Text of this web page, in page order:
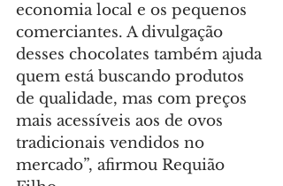
economia local e os pequenos
comerciantes. A divulgação
desses chocolates também ajuda
quem está buscando produtos
de qualidade, mas com preços
mais acessíveis aos de ovos
tradicionais vendidos no
mercado”, afirmou Requião